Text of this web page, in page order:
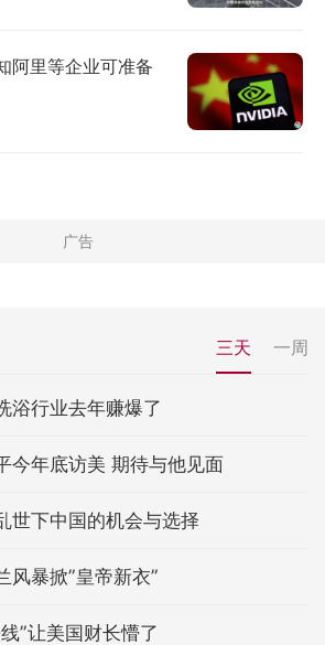
阿里等企业可准备
三天 一周
浴行业去年赚爆了
今年底访美 期待与他见面
世下中国的机会与选择
风暴掀”皇帝新衣”
”让美国财长懵了